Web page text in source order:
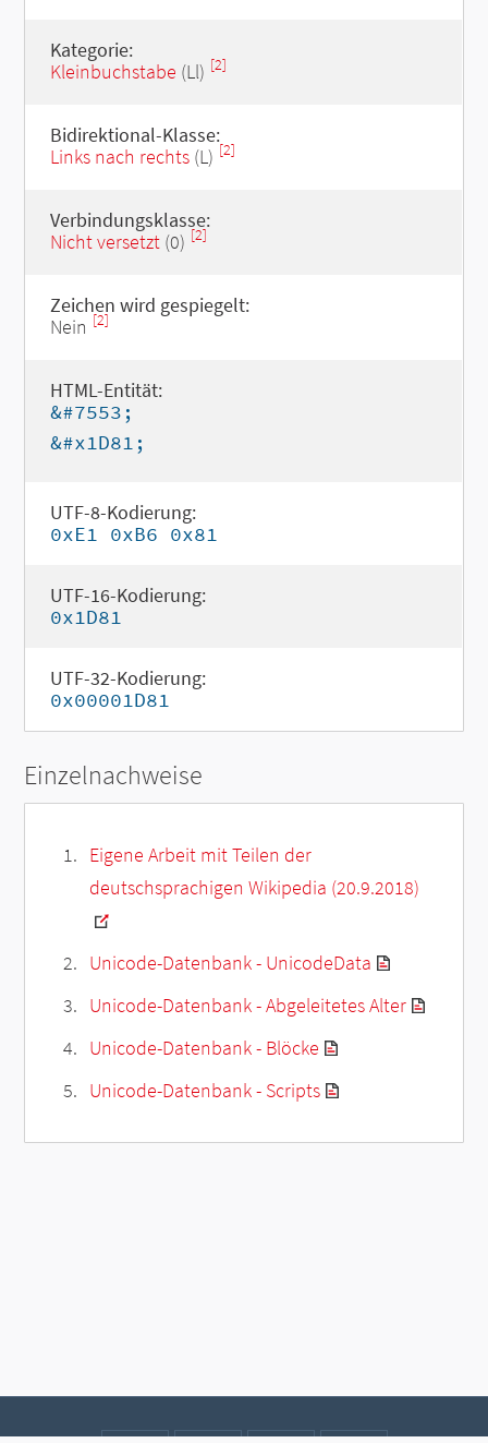
Kategorie:
Kleinbuchstabe (Ll) [2]
Bidirektional-Klasse:
Links nach rechts(L) [2]
Verbindungsklasse:
Nicht versetzt(0) [2]
Zeichen wird gespiegelt:
Nein [2]
HTML-Entität:
&#7553;
&#x1D81;
UTF-8-Kodierung:
0xE1 0xB6 0x81
UTF-16-Kodierung:
0x1D81
UTF-32-Kodierung:
0x00001D81
Einzelnachweise
Eigene Arbeit mit Teilen der
deutschsprachigen Wikipedia (20.9.2018)
Unicode-Datenbank - UnicodeData
Unicode-Datenbank - Abgeleitetes Alter
Unicode-Datenbank - Blöcke
Unicode-Datenbank - Scripts